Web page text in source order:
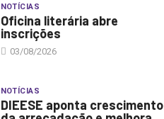
NOTÍCIAS
Oficina literária abre
inscrições
03/08/2026
NOTÍCIAS
DIEESE aponta crescimento